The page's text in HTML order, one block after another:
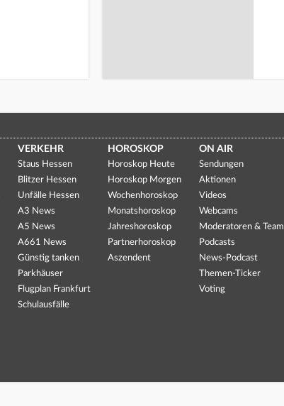
VERKEHR
Staus Hessen
Blitzer Hessen
Unfälle Hessen
A3 News
A5 News
A661 News
Günstig tanken
Parkhäuser
Flugplan Frankfurt
Schulausfälle
HOROSKOP
Horoskop Heute
Horoskop Morgen
Wochenhoroskop
Monatshoroskop
Jahreshoroskop
Partnerhoroskop
Aszendent
ON AIR
Sendungen
Aktionen
Videos
Webcams
Moderatoren & Team
Podcasts
News-Podcast
Themen-Ticker
Voting